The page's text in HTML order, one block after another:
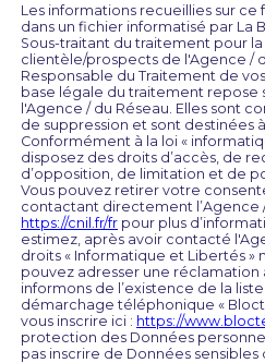
Les informations recueillies sur
dans un fichier informatisé par La
Sous-traitant du traitement pour
clientèle/prospects de l'Agence /
Responsable du Traitement de
base légale du traitement repose
l'Agence / du Réseau. Elles sont
de suppression et sont destinées
Conformément à la loi «
disposez des droits d’accès, de
d’opposition, de limitation et de
Vous pouvez retirer votre
contactant directement l’Agence
https://cnil.fr/fr pour plus
estimez, après avoir contacté
droits « Informatique et Libertés »
pouvez adresser une réclamation
informons de l’existence de la
démarchage téléphonique «
vous inscrire ici : https://
protection des Données
pas inscrire de Données sensibles